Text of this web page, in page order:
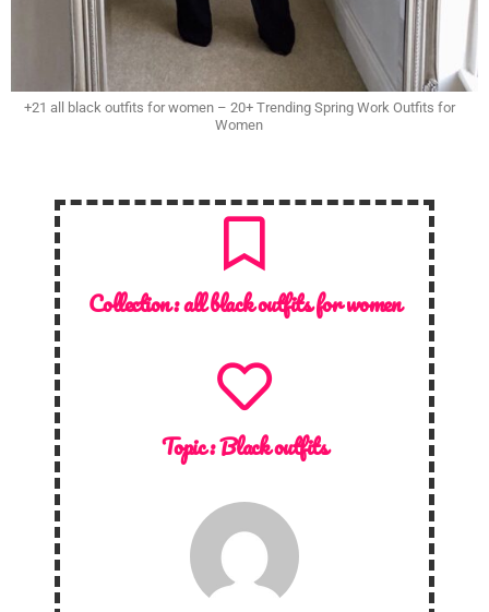
+21 all black outfits for women – 20+ Trending Spring Work Outfits for
Women
Collection :all black outfits for women
Topic :Black outfits